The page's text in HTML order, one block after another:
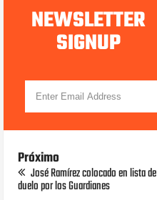
NEWSLETTER
SIGNUP
Próximo
José Ramírez colocado en lista de
duelo por los Guardianes